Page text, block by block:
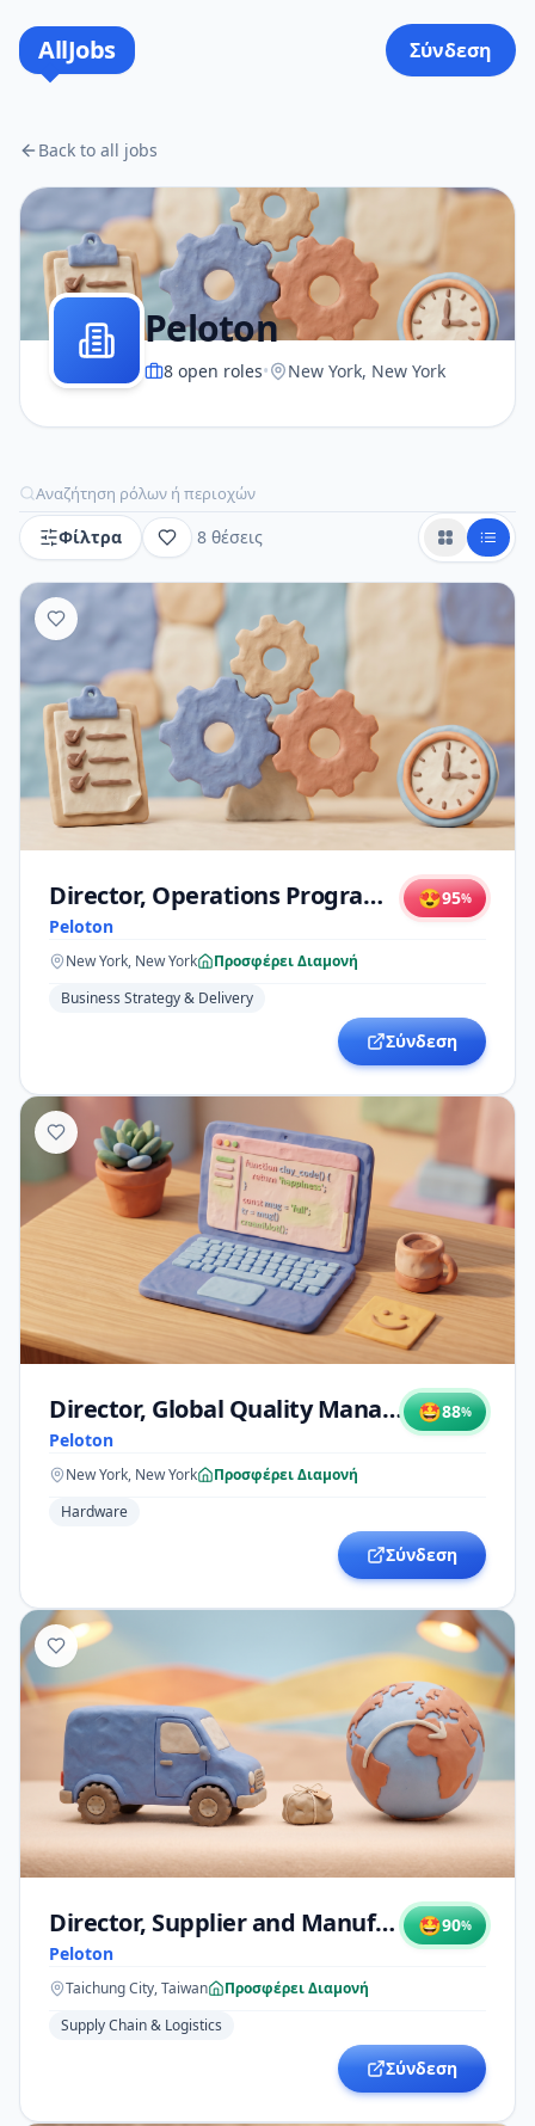
AllJobs Σύνδεση
Back to all jobs
Peloton
8 open roles• New York, New York
Αναζήτηση
Φίλτρα 8 θέσεις
Director, Operations Program Management
Peloton
😍95%
New York, New York
Προσφέρει Διαμονή
Business Strategy & Delivery
Σύνδεση
Director, Global Quality Management Systems
Peloton
🤩88%
New York, New York
Προσφέρει Διαμονή
Hardware
Σύνδεση
Director, Supplier and Manufacturer Quality
Peloton
🤩90%
Taichung City, Taiwan
Προσφέρει Διαμονή
Supply Chain & Logistics
Σύνδεση